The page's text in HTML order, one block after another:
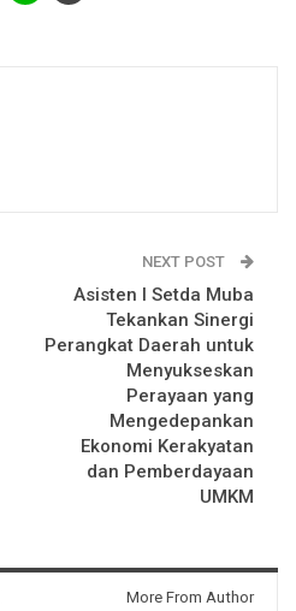
NEXT POST
Asisten I Setda Muba
Tekankan Sinergi
Perangkat Daerah untuk
Menyukseskan
Perayaan yang
Mengedepankan
Ekonomi Kerakyatan
dan Pemberdayaan
UMKM
More From Author